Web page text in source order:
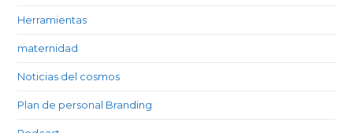
Herramientas
maternidad
Noticias del cosmos
Plan de personal Branding